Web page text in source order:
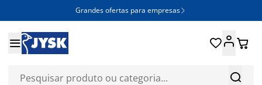
Grandes ofertas para empresas 


 